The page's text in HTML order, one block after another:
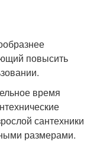
повысить
время
сантехники
размерами.